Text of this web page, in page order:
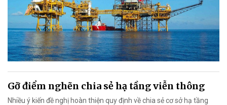
Gỡ điểm nghẽn chia sẻ hạ tầng viễn thông
Nhiều ý kiến đề nghị hoàn thiện quy định về chia sẻ cơ sở hạ tầng